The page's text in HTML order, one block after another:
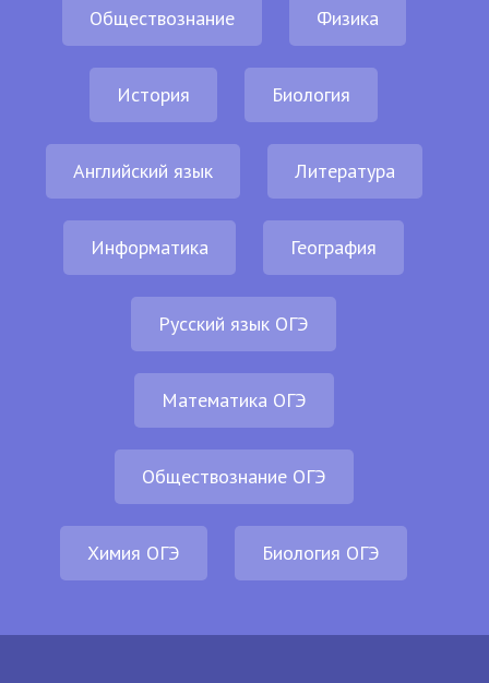
Обществознание Физика
История Биология
Английский язык Литература
Информатика География
Русский язык ОГЭ
Математика ОГЭ
Обществознание ОГЭ
Химия ОГЭ Биология ОГЭ